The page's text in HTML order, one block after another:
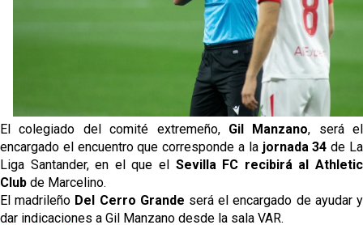
El Sevilla FC plantea ampliar hasta cinco fichajes
El Rayo Vallecano llega a la cita de Nervión con
derrota
Crónica Pretemporada | Xerez DFC 1-0 Sevilla
Atlético
Crónica Pretemporada I Bayer Leverkusen 2-1
Sevilla FC
El colegiado del comité extremeño, Gil Manzano, será el
encargado el encuentro que corresponde a la jornada 34 de La
Liga Santander, en el que el Sevilla FC recibirá al Athletic
Club de Marcelino.
El madrileño Del Cerro Grande será el encargado de ayudar y
dar indicaciones a Gil Manzano desde la sala VAR.